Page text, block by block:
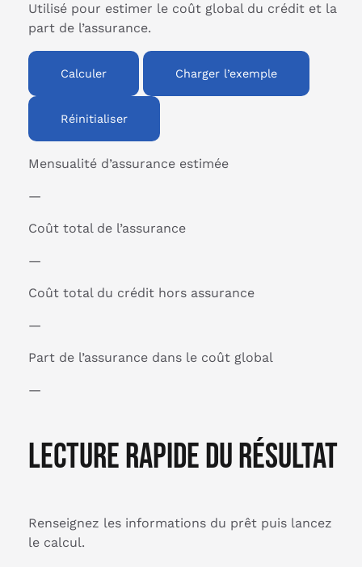
Utilisé pour estimer le coût global du crédit et la
part de l’assurance.
Calculer Charger l’exemple
Réinitialiser
Mensualité d’assurance estimée
—
Coût total de l’assurance
—
Coût total du crédit hors assurance
—
Part de l’assurance dans le coût global
—
Lecture rapide du résultat
Renseignez les informations du prêt puis lancez
le calcul.